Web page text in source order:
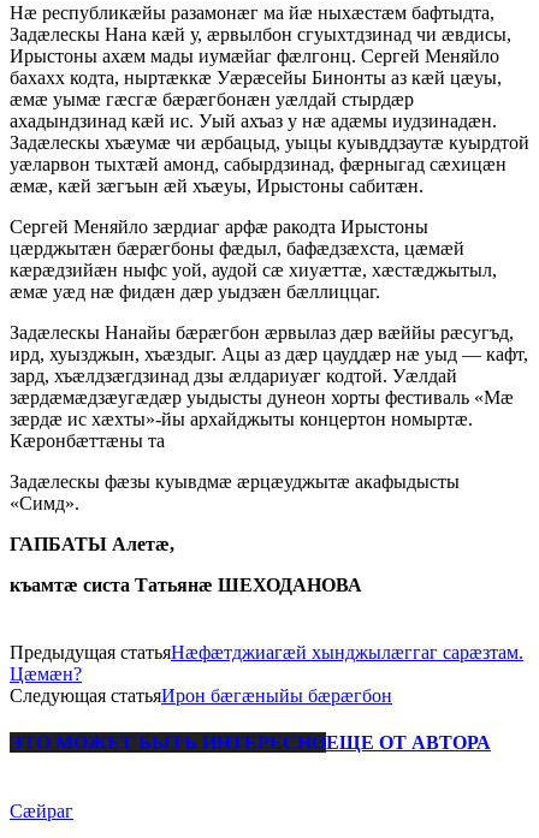
Нӕ республикӕйы разамонӕг ма йӕ ныхӕстӕм бафтыдта,
Задӕлескы Нана кӕй у, ӕрвылбон сгуыхтдзинад чи ӕвдисы,
Ирыстоны ахӕм мады иумӕйаг фӕлгонц. Сергей Меняйло
бахахх кодта, ныртӕккӕ Уӕрӕсейы Бинонты аз кӕй цӕуы,
ӕмӕ уымӕ гӕсгӕ бӕрӕгбонӕн уӕлдай стырдӕр
ахадындзинад кӕй ис. Уый ахъаз у нӕ адӕмы иудзинадӕн.
Задӕлескы хъӕумӕ чи ӕрбацыд, уыцы куывддзаутӕ куырдтой
уӕларвон тыхтӕй амонд, сабырдзинад, фӕрныгад сӕхицӕн
ӕмӕ, кӕй зӕгъын ӕй хъӕуы, Ирыстоны сабитӕн.
Сергей Меняйло зӕрдиаг арфӕ ракодта Ирыстоны
цӕрджытӕн бӕрӕгбоны фӕдыл, бафӕдзӕхста, цӕмӕй
кӕрӕдзийӕн ныфс уой, аудой сӕ хиуӕттӕ, хӕстӕджытыл,
ӕмӕ уӕд нӕ фидӕн дӕр уыдзӕн бӕллиццаг.
Задӕлескы Нанайы бӕрӕгбон ӕрвылаз дӕр вӕййы рӕсугъд,
ирд, хуызджын, хъӕздыг. Ацы аз дӕр цауддӕр нӕ уыд — кафт,
зард, хъӕлдзӕгдзинад дзы ӕлдариуӕг кодтой. Уӕлдай
зӕрдӕмӕдзӕугӕдӕр уыдысты дунеон хорты фестиваль «Мӕ
зӕрдӕ ис хӕхты»-йы архайджыты концертон номыртӕ.
Кӕронбӕттӕны та
Задӕлескы фӕзы куывдмӕ ӕрцӕуджытӕ акафыдысты
«Симд».
ГАПБАТЫ Алетӕ,
къамтӕ систа Татьянӕ ШЕХОДАНОВА
Предыдущая статьяНӕфӕтджиагӕй хынджылӕггаг сарӕзтам.
Цӕмӕн?
Следующая статьяИрон бӕгӕныйы бӕрӕгбон
ЭТО МОЖЕТ БЫТЬ ИНТЕРЕСНОЕЩЕ ОТ АВТОРА
Сæйраг